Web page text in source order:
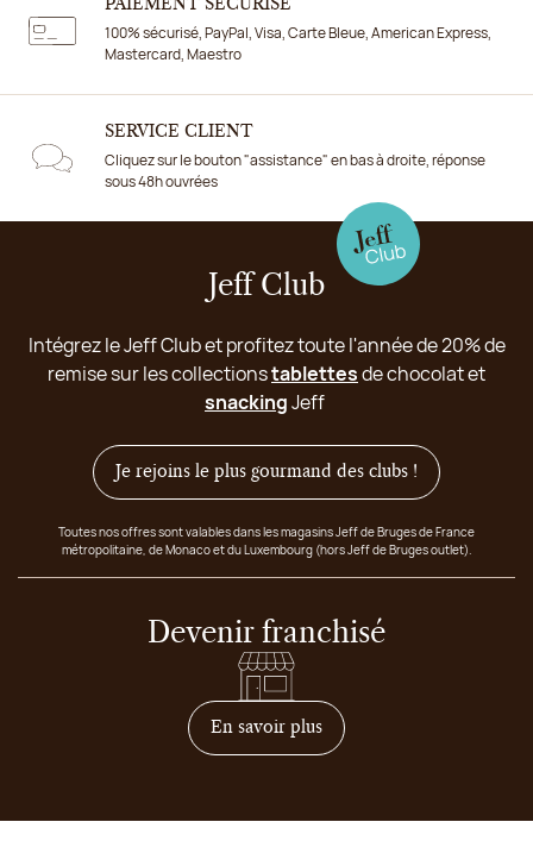
PAIEMENT SÉCURISÉ
100% sécurisé, PayPal, Visa, Carte Bleue, American Express,
Mastercard, Maestro
SERVICE CLIENT
Cliquez sur le bouton "assistance" en bas à droite, réponse
sous 48h ouvrées
Jeff Club
Intégrez le Jeff Club et profitez toute l'année de 20% de
remise sur les collectionstablettesde chocolat et
snackingJeff
Je rejoins le plus gourmand des clubs !
Toutes nos offres sont valables dans les magasins Jeff de Bruges de France
métropolitaine, de Monaco et du Luxembourg (hors Jeff de Bruges outlet).
Devenir franchisé
En savoir plussur comment devenir